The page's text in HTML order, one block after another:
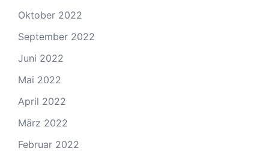
Oktober 2022
September 2022
Juni 2022
Mai 2022
April 2022
März 2022
Februar 2022